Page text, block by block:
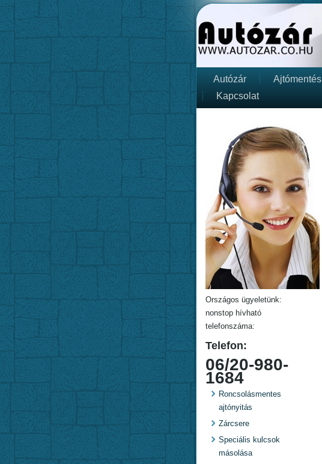
Autózár Ajtómentés
Kapcsolat
Országos ügyeletünk:
nonstop hívható
telefonszáma:
Telefon:
06/20-980-
1684
Roncsolásmentes
ajtónyitás
Zárcsere
Speciális kulcsok
másolása